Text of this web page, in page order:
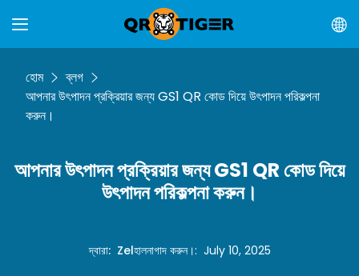
হোম
ব্লগ
আপনার উৎপাদন প্রক্রিয়ার জন্য GS1 QR কোড দিয়ে উৎপাদন পরিকল্পনা
করুন।
আপনার উৎপাদন প্রক্রিয়ার জন্য GS1 QR কোড দিয়ে
উৎপাদন পরিকল্পনা করুন।
দ্বারা: Zelহালনাগাদ করুন।: July 10, 2025